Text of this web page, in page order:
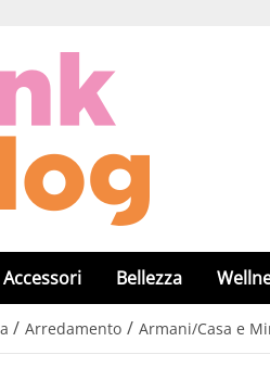
Accessori Bellezza
/ Arredamento / Armani/Casa e